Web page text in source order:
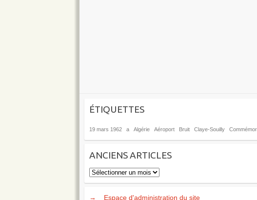
ÉTIQUETTES
19 mars 1962 a Algérie Aéroport Bruit Claye-Souilly
ANCIENS ARTICLES
Anciens
articles
→
Espace d'administration du site